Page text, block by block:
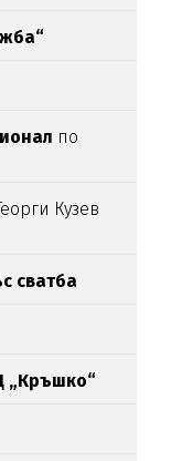
по
Кузев
сватба
„Кръшко“